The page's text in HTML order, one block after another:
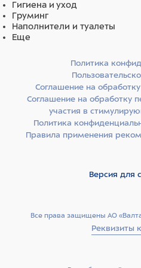
рис, цельный яичный
антарктический криль
(источник астаксантина),
жир (очищенный 99,8%),
натрия, витамины и
метионин, дрожжи торула,
(источник
эйкозапентаеновой
псиллиум,
микроводоросли (Spirulina
сульфатированных
консерванты и
Гигиена и уход
Груминг
Наполнители и туалеты
Еще
Все права защищены АО
Реквизиты
Политика
Соглашение на
Соглашение на обработку
участия в
Политика
Правила применения
Версия для